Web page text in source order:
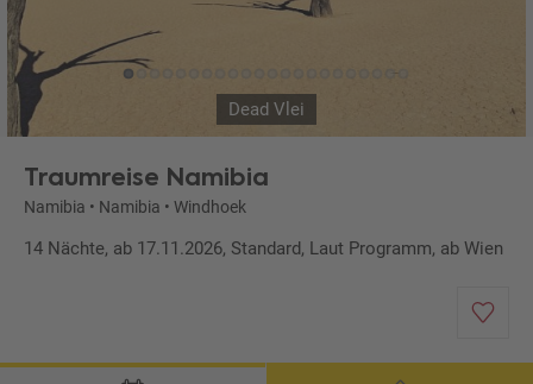
Dead Vlei
Traumreise Namibia
Namibia • Namibia • Windhoek
14 Nächte, ab 17.11.2026, Standard, Laut Programm, ab Wien